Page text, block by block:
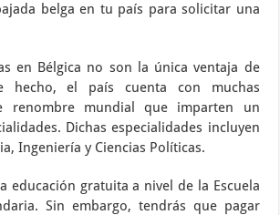
belga en tu país para solicitar una
en Bélgica no son la única ventaja de
hecho, el país cuenta con muchas
renombre mundial que imparten un
Dichas especialidades incluyen
Ingeniería y Ciencias Políticas.
educación gratuita a nivel de la Escuela
Sin embargo, tendrás que pagar